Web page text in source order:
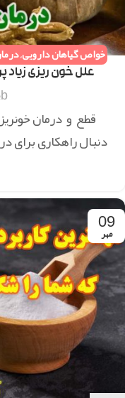
خواص گیاهان دارویی,
طب سنتی,همه مقالات
علل خون ریزی زیاد
قطع و درمان
دنبال راهکاری برای
09
مهر